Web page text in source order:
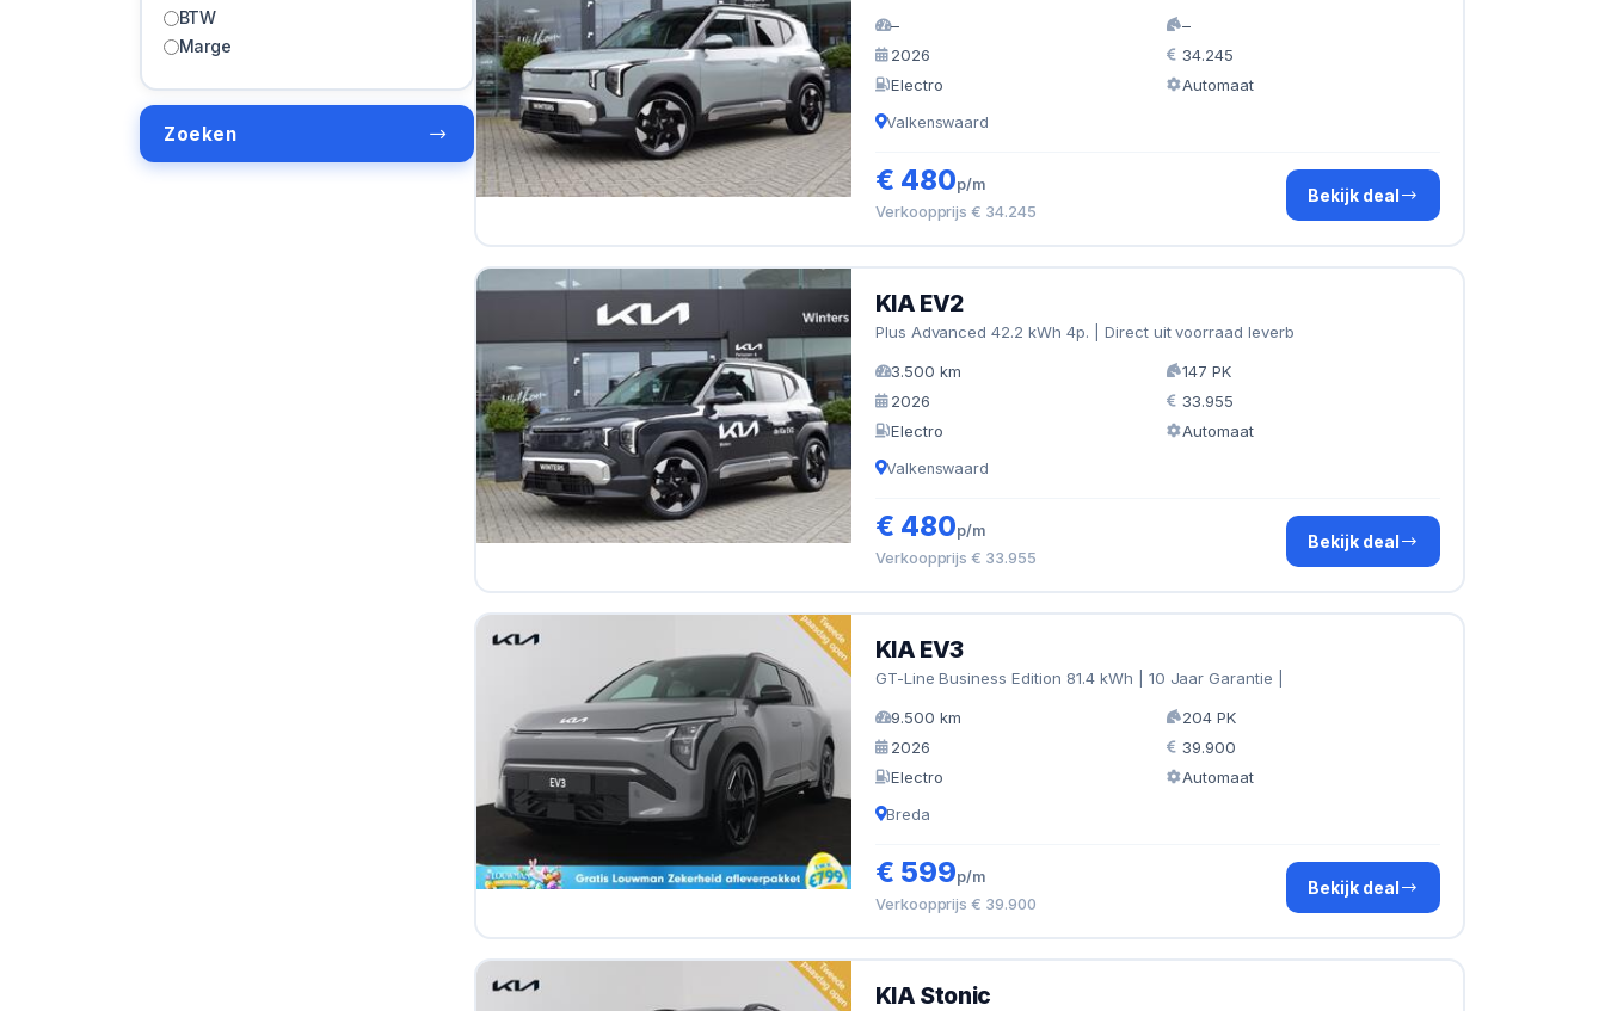
BTW
Marge
Zoeken
–
–
2026
34.245
Electro
Automaat
Valkenswaard
€ 480p/m
Verkoopprijs € 34.245
Bekijk deal
KIA EV2
Plus Advanced 42.2 kWh 4p. | Direct uit voorraad leverb
3.500 km
147 PK
2026
33.955
Electro
Automaat
Valkenswaard
€ 480p/m
Verkoopprijs € 33.955
Bekijk deal
KIA EV3
GT-Line Business Edition 81.4 kWh | 10 Jaar Garantie |
9.500 km
204 PK
2026
39.900
Electro
Automaat
Breda
€ 599p/m
Verkoopprijs € 39.900
Bekijk deal
KIA Stonic